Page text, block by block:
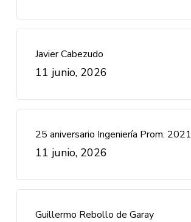
Javier Cabezudo
11 junio, 2026
25 aniversario Ingeniería Prom. 2021
11 junio, 2026
Guillermo Rebollo de Garay